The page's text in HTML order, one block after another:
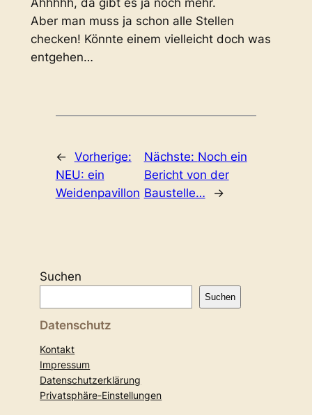
Ahhhhh, da gibt es ja noch mehr.
Aber man muss ja schon alle Stellen
checken! Könnte einem vielleicht doch was
entgehen…
← Vorherige:
NEU: ein
Weidenpavillon
Nächste: Noch ein
Bericht von der
Baustelle…
→
Suchen
Suchen
Datenschutz
Kontakt
Impressum
Datenschutzerklärung
Privatsphäre-Einstellungen